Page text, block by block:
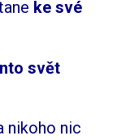
ke své
svět
nikoho nic